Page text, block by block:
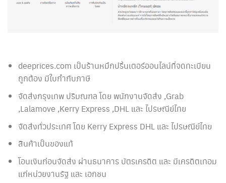
deeprices.com เป็นร้านหมึกปริ้นเตอร์ออนไลน์ที่จดทะเบียน
ถูกต้อง มีใบกำกับภาษี
จัดส่งกรุงเทพ ปริมณฑล โดย พนักงานจัดส่ง ,Grab
,Lalamove ,Kerry Express ,DHL และ ไปรษณีย์ไทย
จัดส่งทั่วประเทศ โดย Kerry Express DHL และ ไปรษณีย์ไทย
สินค้าเป็นของแท้
โอนเงินก่อนจัดส่ง ผ่านธนาคาร บัตรเครดิต และ มีเครดิตเทอม
แก่หน่วยงานรัฐ และ เอกชน